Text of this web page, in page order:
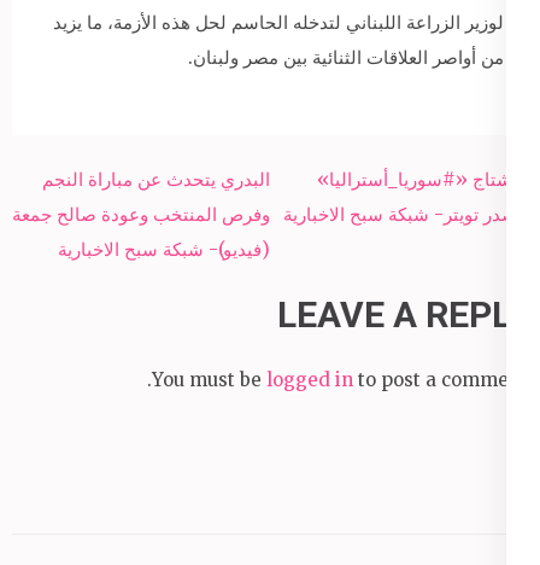
لوزير الزراعة اللبناني لتدخله الحاسم لحل هذه الأزمة، ما يزيد
من أواصر العلاقات الثنائية بين مصر ولبنان.
Post
navigation
البدري يتحدث عن مباراة النجم
وفرص المنتخب وعودة صالح جمعة
(فيديو)- شبكة سبح الاخبارية
هاشتاج «#سوريا_أستراليا»
يتصدر تويتر- شبكة سبح الاخبارية
LEAVE A REPLY
You must be logged in to post a comment.